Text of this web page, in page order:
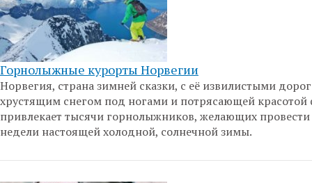
Горнолыжные курорты Норвегии
Норвегия, страна зимней сказки, с её извилистыми
хрустящим снегом под ногами и потрясающей красотой
привлекает тысячи горнолыжников, желающих
недели настоящей холодной, солнечной зимы.